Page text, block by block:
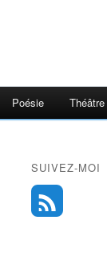
Poésie Théâtre
SUIVEZ-MOI